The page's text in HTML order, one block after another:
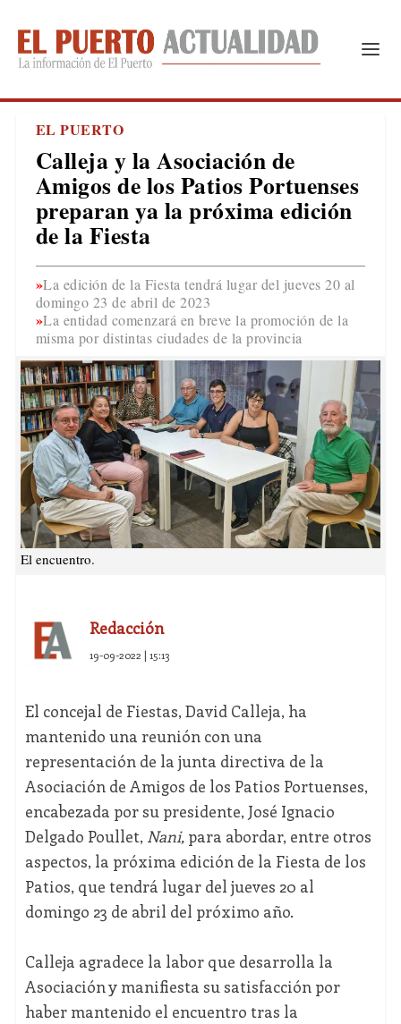
EL PUERTO
Calleja y la Asociación de
Amigos de los Patios Portuenses
preparan ya la próxima edición
de la Fiesta
La edición de la Fiesta tendrá lugar del jueves 20 al
domingo 23 de abril de 2023
La entidad comenzará en breve la promoción de la
misma por distintas ciudades de la provincia
El encuentro.
Redacción
19-09-2022 | 15:13
El concejal de Fiestas, David Calleja, ha
mantenido una reunión con una
representación de la junta directiva de la
Asociación de Amigos de los Patios Portuenses,
encabezada por su presidente, José Ignacio
Delgado Poullet, Nani,para abordar, entre otros
aspectos, la próxima edición de la Fiesta de los
Patios, que tendrá lugar del jueves 20 al
domingo 23 de abril del próximo año.
Calleja agradece la labor que desarrolla la
Asociación y manifiesta su satisfacción por
haber mantenido el encuentro tras la